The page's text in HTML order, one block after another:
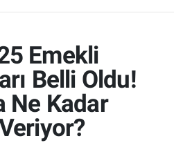
Emekli
Belli Oldu!
Ne Kadar
ve Fikstür